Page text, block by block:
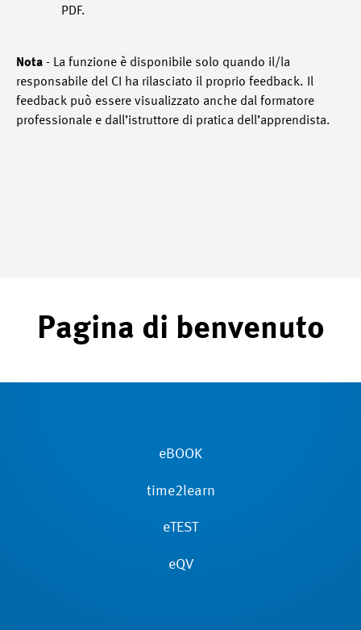
PDF.
Nota - La funzione è disponibile solo quando il/la
responsabile del CI ha rilasciato il proprio feedback. Il
feedback può essere visualizzato anche dal formatore
professionale e dall’istruttore di pratica dell’apprendista.
Pagina di benvenuto
eBOOK
time2learn
eTEST
eQV